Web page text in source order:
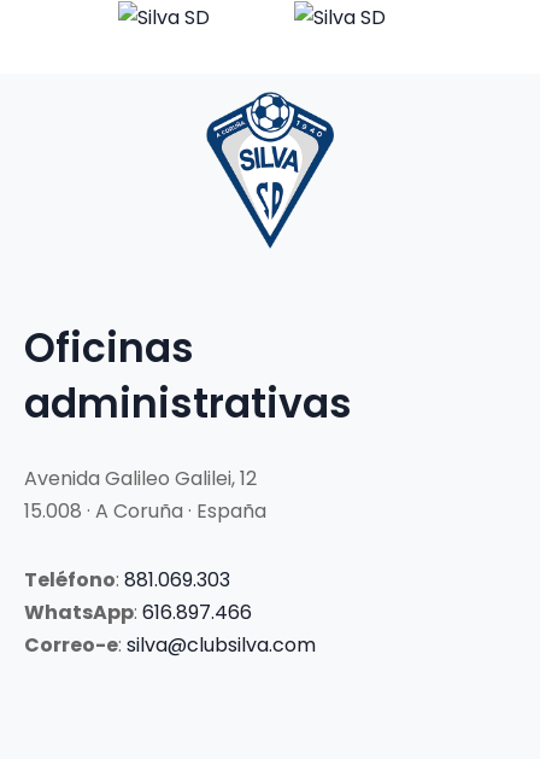
Oficinas
administrativas
Avenida Galileo Galilei, 12
15.008 · A Coruña · España
Teléfono: 881.069.303
WhatsApp: 616.897.466
Correo-e: silva@clubsilva.com